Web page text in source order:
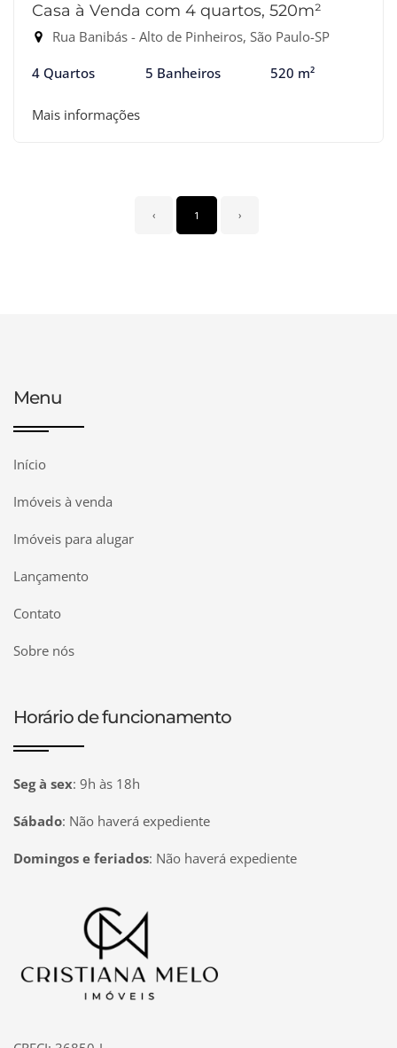
Casa à Venda com 4 quartos, 520m²
Rua Banibás - Alto de Pinheiros, São Paulo-SP
4 Quartos 5 Banheiros 520 m²
Mais informações
‹ 1 ›
Menu
Início
Imóveis à venda
Imóveis para alugar
Lançamento
Contato
Sobre nós
Horário de funcionamento
Seg à sex: 9h às 18h
Sábado: Não haverá expediente
Domingos e feriados: Não haverá expediente
Página inicial